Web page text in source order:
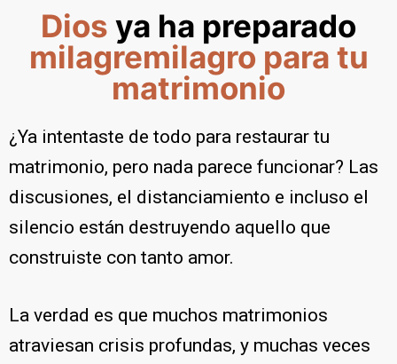
Dios ya ha preparado
milagremilagro para tu
matrimonio
¿Ya intentaste de todo para restaurar tu
matrimonio, pero nada parece funcionar? Las
discusiones, el distanciamiento e incluso el
silencio están destruyendo aquello que
construiste con tanto amor.
La verdad es que muchos matrimonios
atraviesan crisis profundas, y muchas veces